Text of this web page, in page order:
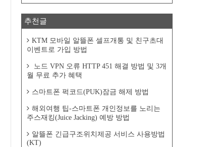
추천글
KTM 모바일 알뜰폰 셀프개통 및 친구초대
이벤트로 가입 방법
노드 VPN 오류 HTTP 451 해결 방법 및 3개
월 무료 추가 혜택
스마트폰 퍽코드(PUK)잠금 해제 방법
해외여행 팁-스마트폰 개인정보를 노리는
주스재킹(Juice Jacking) 예방 방법
알뜰폰 긴급구조위치제공 서비스 사용방법
(KT)